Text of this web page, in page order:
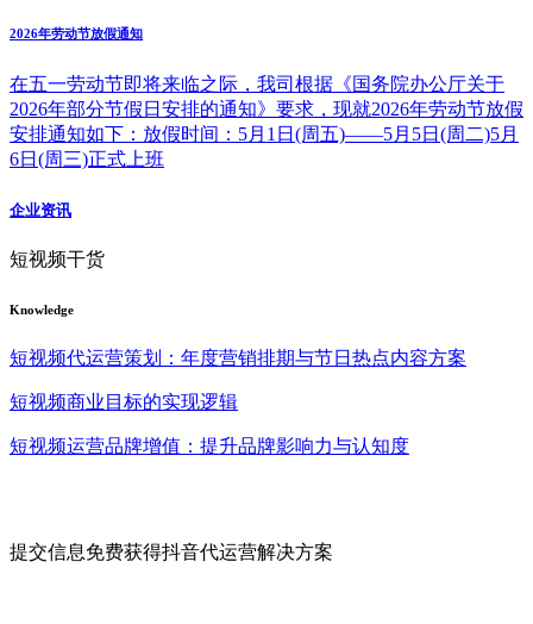
2026年劳动节放假通知
在五一劳动节即将来临之际，我司根据《国务院办公厅关于
2026年部分节假日安排的通知》要求，现就2026年劳动节放假
安排通知如下：放假时间：5月1日(周五)——5月5日(周二)5月
6日(周三)正式上班
企业资讯
短视频干货
Knowledge
短视频代运营策划：年度营销排期与节日热点内容方案
短视频商业目标的实现逻辑
短视频运营品牌增值：提升品牌影响力与认知度
提交信息免费获得抖音代运营解决方案